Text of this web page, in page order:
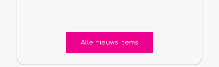
Alle nieuws items